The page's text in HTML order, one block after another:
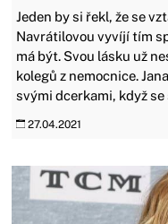
Jeden by si řekl, že se
Navrátilovou vyvíjí tím
má být. Svou lásku už
kolegů z nemocnice.
svými dcerkami, když
27.04.2021